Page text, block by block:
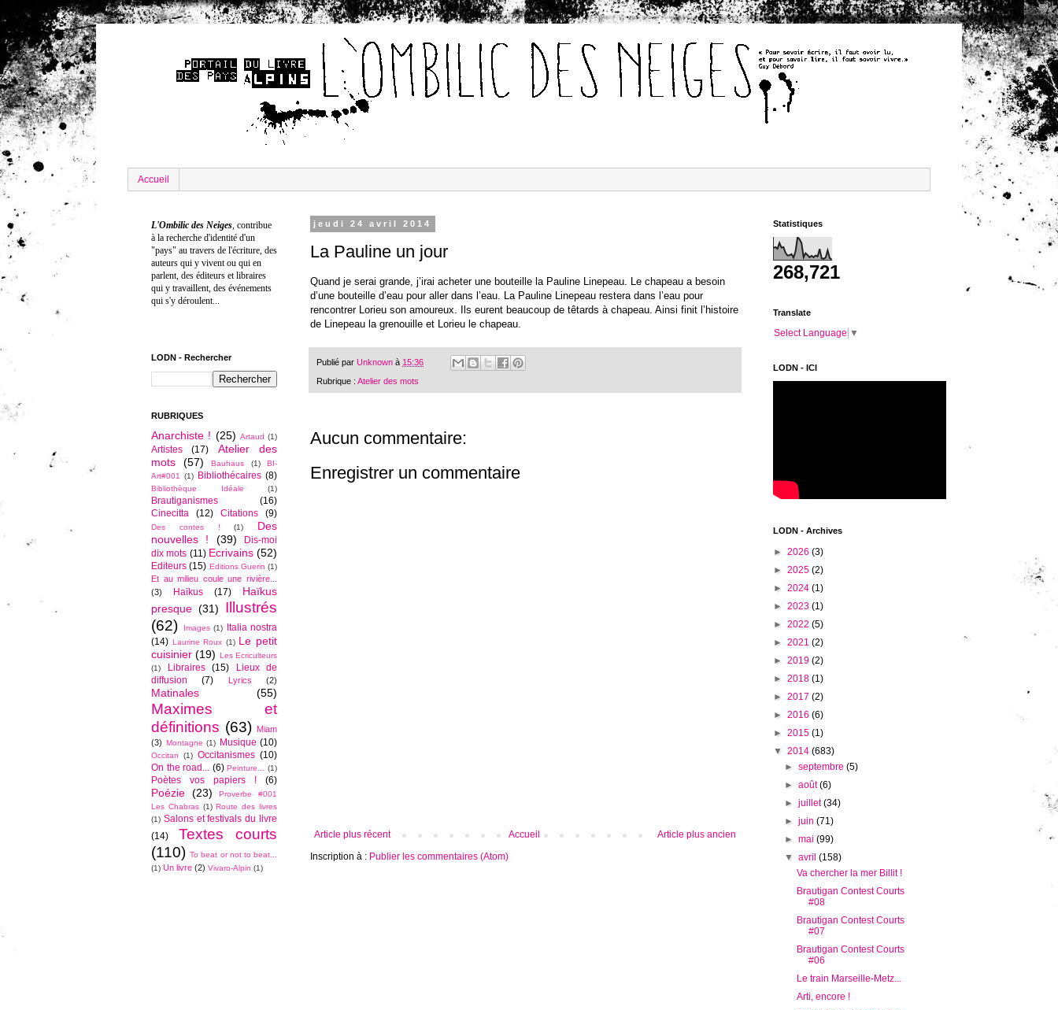
Accueil
jeudi 24 avril 2014
La Pauline un jour
Quand je serai grande, j’irai acheter une bouteille la Pauline Linepeau. Le chapeau a besoin
d’une bouteille d’eau pour aller dans l’eau. La Pauline Linepeau restera dans l’eau pour
rencontrer Lorieu son amoureux. Ils eurent beaucoup de têtards à chapeau. Ainsi finit l’histoire
de Linepeau la grenouille et Lorieu le chapeau.
Publié par Unknown à 15:36
Rubrique : Atelier des mots
Aucun commentaire:
Enregistrer un commentaire
Article plus récent Article plus ancien
Accueil
Inscription à : Publier les commentaires (Atom)
L'Ombilic des Neiges, contribue
à la recherche d'identité d'un
"pays" au travers de l'écriture, des
auteurs qui y vivent ou qui en
parlent, des éditeurs et libraires
qui y travaillent, des événements
qui s'y déroulent...
LODN - Rechercher
RUBRIQUES
Anarchiste ! (25) Artaud (1)
Artistes (17)
Atelier des
mots
(57) Bauhaus (1)
BI-
Art#001 (1) Bibliothécaires (8)
Bibliothèque Idéale (1)
Brautiganismes
(16)
Cinecitta
(12) Citations (9)
Des contes ! (1)
Des
nouvelles !
(39)
Dis-moi
dix mots (11) Ecrivains (52)
Editeurs (15) Editions Guerin (1)
Et au milieu coule une rivière...
(3)
Haïkus (17)
Haïkus
presque (31)
Illustrés
(62)
Images (1)
Italia nostra
(14) Laurine Roux (1) Le petit
cuisinier (19)
Les Ecriculteurs
(1)
Libraires (15)
Lieux de
diffusion
(7) Lyrics (2)
Matinales (55)
Maximes et
définitions (63)
Miam
(3)
Montagne (1) Musique (10)
Occitan (1) Occitanismes (10)
On the road... (6) Peinture... (1)
Poètes vos papiers ! (6)
Poézie (23)
Proverbe #001
Les Chabras (1) Route des livres
(1) Salons et festivals du livre
(14)
Textes courts
(110) To beat or not to beat...
(1) Un livre (2) Vivaro-Alpin (1)
Statistiques
268,721
Translate
Select Language ▼
LODN - ICI
LODN - Archives
► 2026 (3)
► 2025 (2)
► 2024 (1)
► 2023 (1)
► 2022 (5)
► 2021 (2)
► 2019 (2)
► 2018 (1)
► 2017 (2)
► 2016 (6)
► 2015 (1)
▼ 2014 (683)
►septembre(5)
►août(6)
►juillet(34)
►juin(71)
►mai(99)
▼avril(158)
Va chercher la mer Billit !
Brautigan Contest Courts
#08
Brautigan Contest Courts
#07
Brautigan Contest Courts
#06
Le train Marseille-Metz...
Arti, encore !